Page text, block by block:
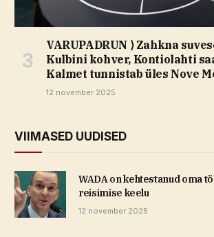
VARUPADRUN ⟩ Zahkna
Kulbini kohver, Kontiolahti
Kalmet tunnistab üles Nove
12 november 2025
VIIMASED UUDISED
WADA on kehtestanud oma
reisimise keelu
12 november 2025